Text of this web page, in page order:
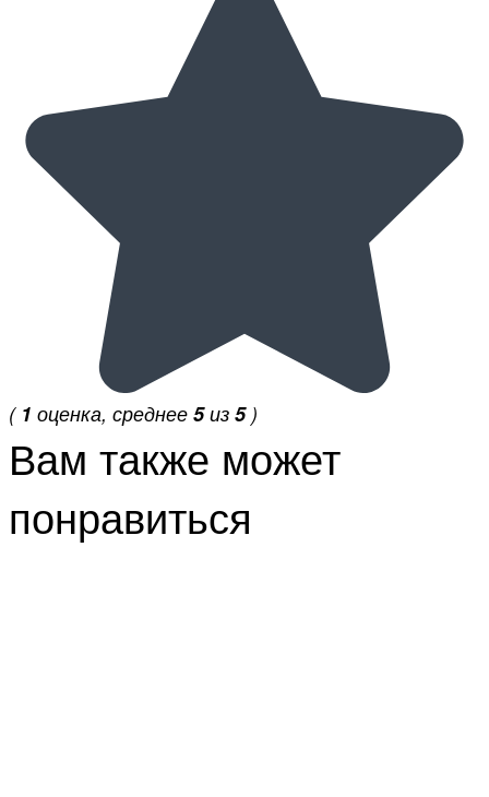
( 1 оценка, среднее 5из 5)
Вам также может
понравиться